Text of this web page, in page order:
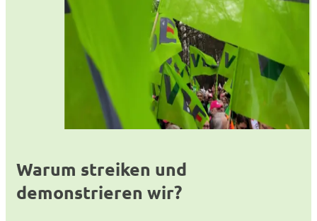
Warum streiken und
demonstrieren wir?